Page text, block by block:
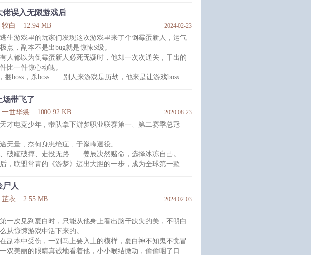
嗯嗯:)你行我头砍下来给你踢。
后，LPL老牌战队TTC公布新中单选手，染着张扬蓝发的男生
众的视野里，一手劫玩得出神入化，谁见谁死，女粉们纷纷
边缘试探。
采访，所有人屏住呼吸，一脸期待地看着这位新鲜血液。
接过麦，笑着
佬误入无限游戏后
牧白 12.94 MB 2024-02-23
生游戏里的玩家们发现这次游戏里来了个倒霉蛋新人，运气
点，副本不是出bug就是惊悚S级。
人都以为倒霉蛋新人必死无疑时，他却一次次通关，干出的
比一件惊心动魄。
捆boss，杀boss……别人来游戏是历劫，他来是让游戏boss历
发现自己被卷入了诡异游戏中。
副本里水深火热，被副本怪物追得嗷嗷叫。
嗷嗷叫？
娘】
副本为角色扮演副本，恭喜玩家，您抽到的角色是缠绵病榻
武力值削弱95%。
场带飞了
一世华裳 1000.92 KB 2020-08-23
才电竞少年，带队拿下游梦职业联赛第一、第二赛季总冠
无量，奈何身患绝症，于巅峰退役。
破罐破摔、走投无路……姜辰决然赌命，选择冰冻自己。
，联盟常青的《游梦》迈出大胆的一步，成为全球第一款全
腾，退坑的、退役的、新粉、老粉，纷纷涌入游戏。
冰冻中苏醒，带着未凉的热血，一脚踏了进去。
游梦职业联赛的人气队长，荣誉满载，功成身退，开启美好
活。
，嗷嗷待哺的粉丝终于等到了他们方队开播，狂刷礼物。
合
尸人
芷衣 2.55 MB 2024-02-03
一次见到夏白时，只能从他身上看出脑干缺失的美，不明白
从惊悚游戏中活下来的。
副本中受伤，一副马上要入土的模样，夏白神不知鬼不觉冒
双美丽的眼睛真诚地看着他，小小喉结微动，偷偷咽了口